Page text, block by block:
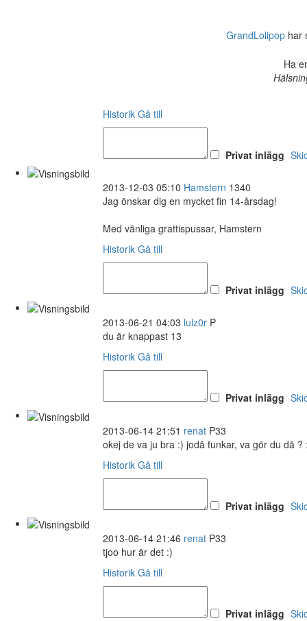
GrandLolipop har
Ha
Historik Gå till
Privat inlägg
2013-12-03 05:10 Hamstern 1340
Jag önskar dig en mycket fin 14-årsdag!
Med vänliga grattispussar, Hamstern
Historik Gå till
Privat inlägg
2013-06-21 04:03 lulz0r P
du är knappast 13
Historik Gå till
Privat inlägg
2013-06-14 21:51 renat P33
okej de va ju bra :) jodå funkar, va gör du då ?
Historik Gå till
Privat inlägg
2013-06-14 21:46 renat P33
tjoo hur är det :)
Historik Gå till
Privat inlägg